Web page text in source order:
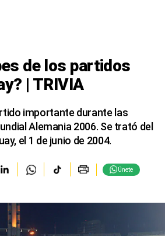
de los partidos
| TRIVIA
importante durante las
Alemania 2006. Se trató del
el 1 de junio de 2004.
Únete